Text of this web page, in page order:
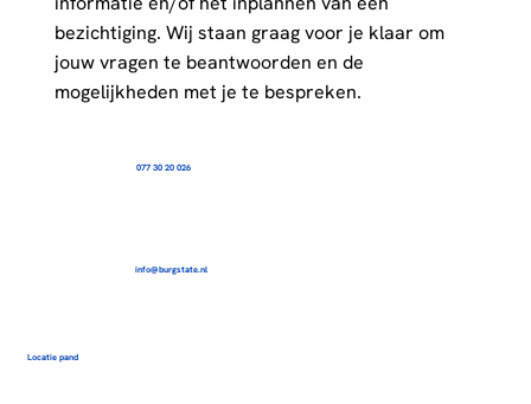
bezichtiging. Wij staan graag voor je klaar om
jouw vragen te beantwoorden en de
mogelijkheden met je te bespreken.
077 30 20 026
info@burgstate.nl
Locatie pand